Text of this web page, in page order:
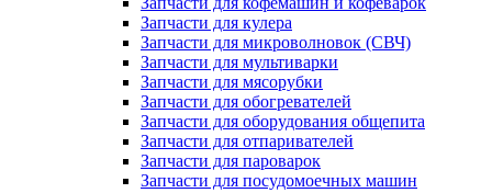
Запчасти для кулера
Запчасти для микроволновок (СВЧ)
Запчасти для мультиварки
Запчасти для мясорубки
Запчасти для обогревателей
Запчасти для оборудования общепита
Запчасти для отпаривателей
Запчасти для пароварок
Запчасти для посудомоечных машин